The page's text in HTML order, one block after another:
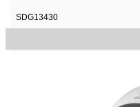
SDG13430